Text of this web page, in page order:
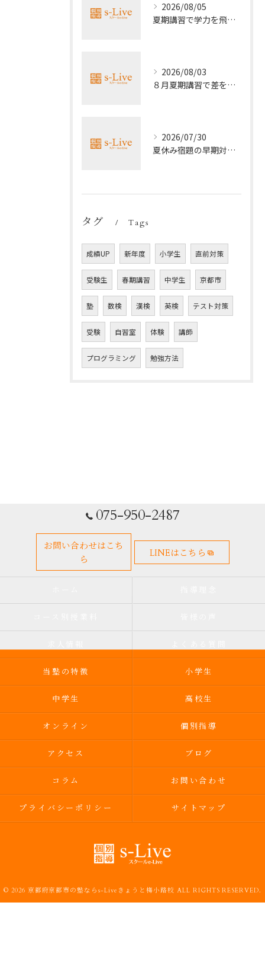
2026/08/05
夏期講習で学力を飛躍的に上げる方法
2026/08/03
８月夏期講習で差をつける受験勉強法
2026/07/30
夏休み宿題の早期対策ポイント
タグ Tags
成績UP 新年度 小学生 直前対策
受験生 春期講習 中学生 京都市
塾 数検 漢検 英検 テスト対策
受験 自習室 体験 講師
プログラミング 勉強方法
075-950-2487
お問い合わせはこち
ら
LINEはこちら
当塾の特徴 小学生
中学生 高校生
オンライン 個別指導
アクセス ブログ
コラム お問い合わせ
プライバシーポリシー サイトマップ
© 2026 京都府京都市の塾ならs-Liveきょうと梅小路校 ALL RIGHTS RESERVED.